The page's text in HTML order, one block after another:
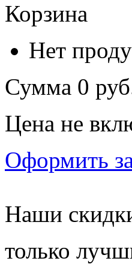
Корзина
Нет
Сумма 0
Цена не
Оформить
Наши
только